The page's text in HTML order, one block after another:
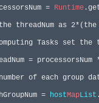
= Runtime
threadNum as
Tasks set the
=
of each group
= hostMapList